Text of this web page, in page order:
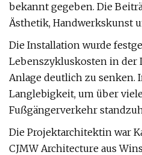
bekannt gegeben. Die
Ästhetik, Handwerkskunst
Die Installation wurde
Lebenszykluskosten in der
Anlage deutlich zu senken.
Langlebigkeit, um über
Fußgängerverkehr
Die Projektarchitektin war
CJMW Architecture aus